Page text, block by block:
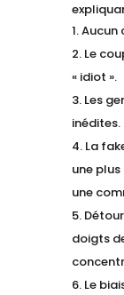
Aucun
Le
« idiot ».
Les
inédites.
La
une
une
doigts
Le